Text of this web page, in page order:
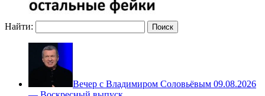
Найти:
Вечер с Владимиром Соловьёвым 09.08.2026